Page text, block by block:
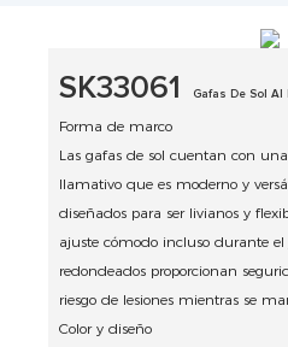
SK33061 Gafas De Sol Al
Forma de marco
Las gafas de sol cuentan con
llamativo que es moderno y
diseñados para ser livianos y
ajuste cómodo incluso durante el
redondeados proporcionan
riesgo de lesiones mientras se
Color y diseño